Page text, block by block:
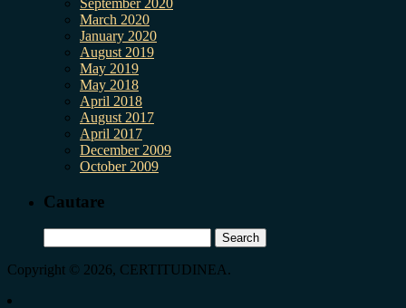
September 2020
March 2020
January 2020
August 2019
May 2019
May 2018
April 2018
August 2017
April 2017
December 2009
October 2009
Cautare
for:
Copyright © 2026, CERTITUDINEA.